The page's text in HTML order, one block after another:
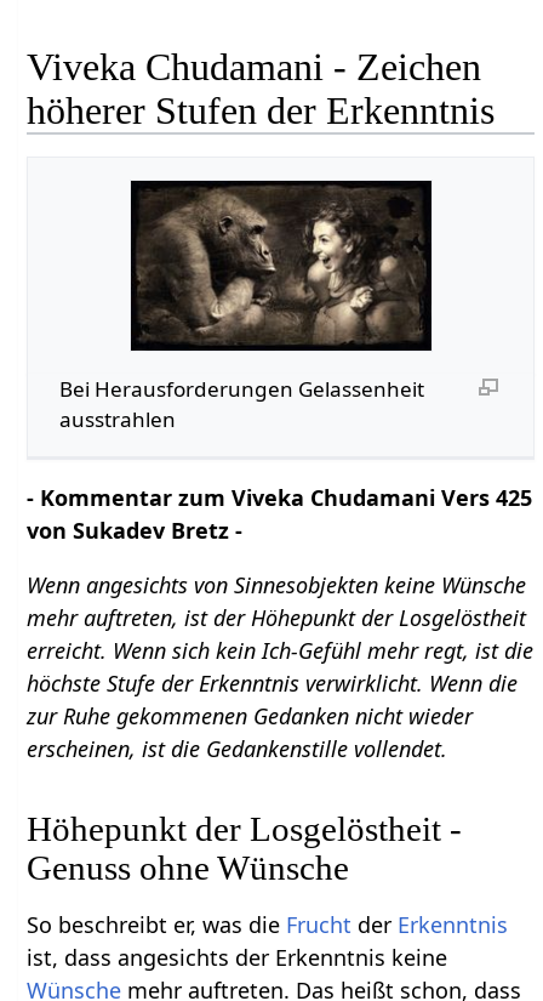
Viveka Chudamani - Zeichen
höherer Stufen der Erkenntnis
Bei Herausforderungen Gelassenheit
ausstrahlen
- Kommentar zum Viveka Chudamani Vers 425
von Sukadev Bretz -
Wenn angesichts von Sinnesobjekten keine Wünsche
mehr auftreten, ist der Höhepunkt der Losgelöstheit
erreicht. Wenn sich kein Ich-Gefühl mehr regt, ist die
höchste Stufe der Erkenntnis verwirklicht. Wenn die
zur Ruhe gekommenen Gedanken nicht wieder
erscheinen, ist die Gedankenstille vollendet.
Höhepunkt der Losgelöstheit -
Genuss ohne Wünsche
So beschreibt er, was die Frucht der Erkenntnis
ist, dass angesichts der Erkenntnis keine
Wünsche mehr auftreten. Das heißt schon, dass